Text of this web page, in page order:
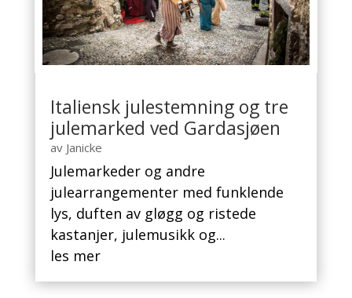
Italiensk julestemning og tre
julemarked ved Gardasjøen
av Janicke
Julemarkeder og andre
julearrangementer med funklende
lys, duften av gløgg og ristede
kastanjer, julemusikk og...
les mer